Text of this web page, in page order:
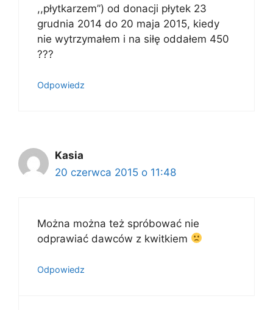
,,płytkarzem”) od donacji płytek 23
grudnia 2014 do 20 maja 2015, kiedy
nie wytrzymałem i na siłę oddałem 450
???
Odpowiedz
Kasia
20 czerwca 2015 o 11:48
Można można też spróbować nie
odprawiać dawców z kwitkiem
Odpowiedz